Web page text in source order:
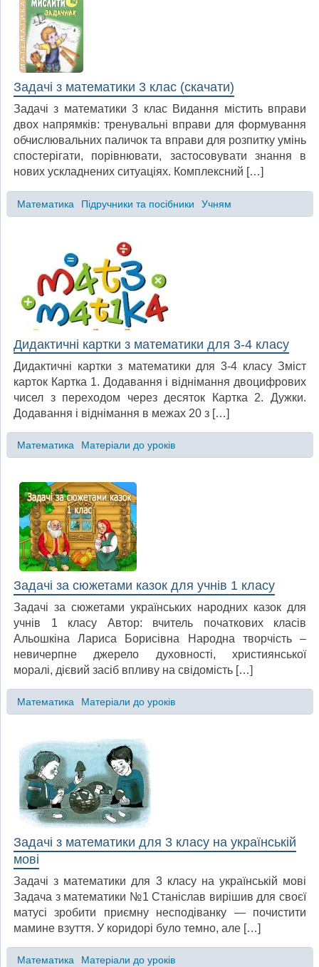
Задачі з математики 3 клас (скачати)
Задачі з математики 3 клас Видання містить вправи
двох напрямків: тренувальні вправи для формування
обчислювальних паличок та вправи для розпитку умінь
спостерігати, порівнювати, застосовувати знання в
нових ускладнених ситуаціях. Комплексний […]
Математика Підручники та посібники Учням
Дидактичні картки з математики для 3-4 класу
Дидактичні картки з математики для 3-4 класу Зміст
карток Картка 1. Додавання і віднімання двоцифрових
чисел з переходом через десяток Картка 2. Дужки.
Додавання і віднімання в межах 20 з […]
Математика Матеріали до уроків
Задачі за сюжетами казок для учнів 1 класу
Задачі за сюжетами українських народних казок для
учнів 1 класу Автор: вчитель початкових класів
Альошкіна Лариса Борисівна Народна творчість –
невичерпне джерело духовності, християнської
моралі, дієвий засіб впливу на свідомість […]
Математика Матеріали до уроків
Задачі з математики для 3 класу на українській
мові
Задачі з математики для 3 класу на українській мові
Задача з математики №1 Станіслав вирішив для своєї
матусі зробити приємну несподіванку — почистити
мамине взуття. У коридорі було темно, але […]
Математика Матеріали до уроків